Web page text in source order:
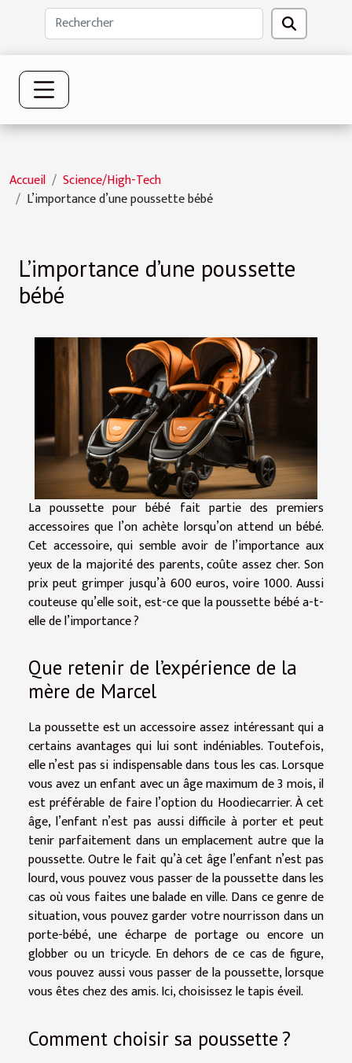
Accueil
Science/High-Tech
L’importance d’une poussette bébé
L’importance d’une poussette
bébé
La poussette pour bébé fait partie des premiers
accessoires que l’on achète lorsqu’on attend un bébé.
Cet accessoire, qui semble avoir de l’importance aux
yeux de la majorité des parents, coûte assez cher. Son
prix peut grimper jusqu’à 600 euros, voire 1000. Aussi
couteuse qu’elle soit, est-ce que la poussette bébé a-t-
elle de l’importance ?
Que retenir de l’expérience de la
mère de Marcel
La poussette est un accessoire assez intéressant qui a
certains avantages qui lui sont indéniables. Toutefois,
elle n’est pas si indispensable dans tous les cas. Lorsque
vous avez un enfant avec un âge maximum de 3 mois, il
est préférable de faire l’option du Hoodiecarrier. À cet
âge, l’enfant n’est pas aussi difficile à porter et peut
tenir parfaitement dans un emplacement autre que la
poussette. Outre le fait qu’à cet âge l’enfant n’est pas
lourd, vous pouvez vous passer de la poussette dans les
cas où vous faites une balade en ville. Dans ce genre de
situation, vous pouvez garder votre nourrisson dans un
porte-bébé, une écharpe de portage ou encore un
globber ou un tricycle. En dehors de ce cas de figure,
vous pouvez aussi vous passer de la poussette, lorsque
vous êtes chez des amis. Ici, choisissez le tapis éveil.
Comment choisir sa poussette ?